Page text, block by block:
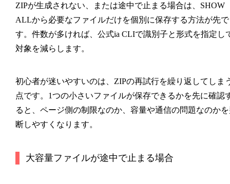
ZIPが生成されない、または途中で止まる場合は、SHOW
ALLから必要なファイルだけを個別に保存する方法が先で
す。件数が多ければ、公式ia CLIで識別子と形式を指定し
対象を減らします。
初心者が迷いやすいのは、ZIPの再試行を繰り返してしま
点です。1つの小さいファイルが保存できるかを先に確認
ると、ページ側の制限なのか、容量や通信の問題なのか
断しやすくなります。
大容量ファイルが途中で止まる場合